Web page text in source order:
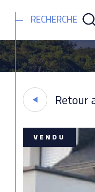
maisonRECHERCHE
Retour
VENDU